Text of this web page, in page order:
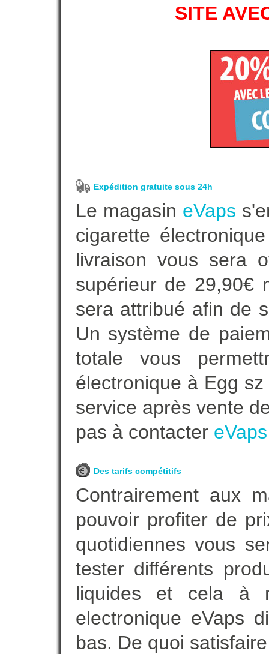
SITE
Expédition gratuite sous 24h
Le magasin eVaps
cigarette
livraison vous sera
supérieur de 29,90€
sera attribué afin de
Un système de
totale vous
électronique à Egg
service après vente
pas à contacter eVaps
Des tarifs compétitifs
Contrairement aux
pouvoir profiter de
quotidiennes vous
tester différents
liquides et cela à
electronique eVaps
bas. De quoi